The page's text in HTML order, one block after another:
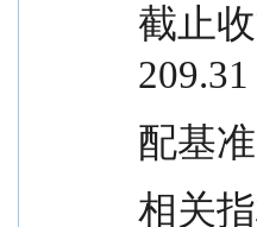
截止
209.31
配基
相关